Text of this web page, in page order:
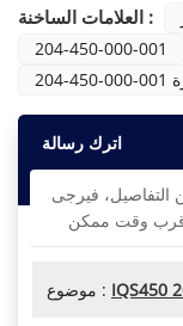
العلامات الساخنة :
204-450-000-001
اترك رسالة
موضوع :